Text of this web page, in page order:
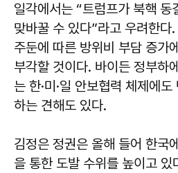
일각에서는 “트럼프가 북핵 동
맞바꿀 수 있다”라고 우려한다
주둔에 따른 방위비 부담 증가
부각할 것이다. 바이든 정부하
는 한·미·일 안보협력 체제에
하는 견해도 있다.
김정은 정권은 올해 들어 한국
을 통한 도발 수위를 높이고 있